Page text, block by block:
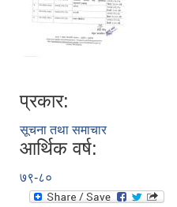
प्रकार:
सूचना तथा समाचार
आर्थिक वर्ष:
७९-८०